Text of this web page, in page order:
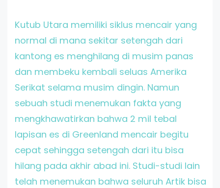
Kutub Utara memiliki siklus mencair yang
normal di mana sekitar setengah dari
kantong es menghilang di musim panas
dan membeku kembali seluas Amerika
Serikat selama musim dingin. Namun
sebuah studi menemukan fakta yang
mengkhawatirkan bahwa 2 mil tebal
lapisan es di Greenland mencair begitu
cepat sehingga setengah dari itu bisa
hilang pada akhir abad ini. Studi-studi lain
telah menemukan bahwa seluruh Artik bisa